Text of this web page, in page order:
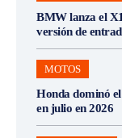
BMW lanza el
versión de
MOTOS
Honda dominó
en julio en 2026